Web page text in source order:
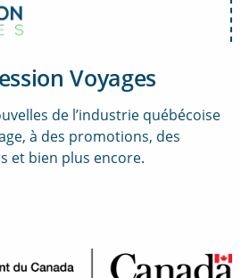
Voyages
de l’industrie québécoise
à des promotions, des
et bien plus encore.